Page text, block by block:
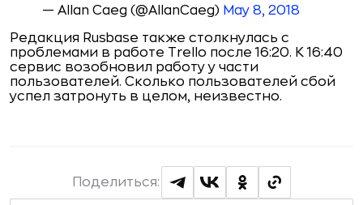
— Allan Caeg (@AllanCaeg) May 8, 2018
Редакция Rusbase также столкнулась с
проблемами в работе Trello после 16:20. К 16:40
сервис возобновил работу у части
пользователей. Сколько пользователей сбой
успел затронуть в целом, неизвестно.
Поделиться: